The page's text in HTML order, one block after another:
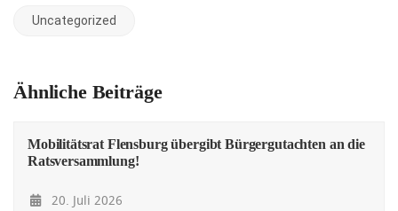
Uncategorized
Ähnliche Beiträge
Mobilitätsrat Flensburg übergibt Bürgergutachten an die
Ratsversammlung!
20. Juli 2026